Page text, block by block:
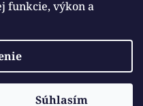
funkcie, výkon a
Súhlasím
. Všetky práva vyhradené.